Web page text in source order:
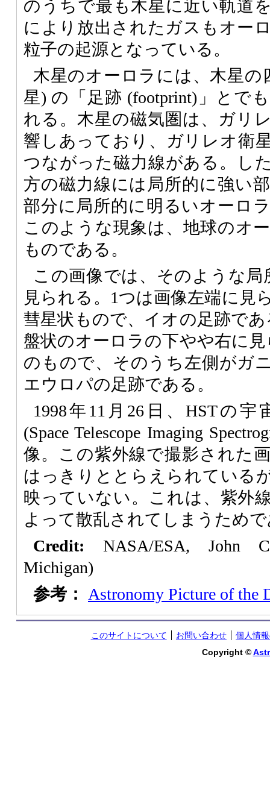
のうちで最も木星に近い軌道
により放出されたガスもオー
粒子の起源となっている。
木星のオーロラには、木星の
星) の「足跡 (footprint)」とで
れる。木星の磁気圏は、ガリ
響しあっており、ガリレオ衛
つながった磁力線がある。し
方の磁力線には局所的に強い
部分に局所的に明るいオーロ
このような現象は、地球のオ
ものである。
この画像では、そのような
見られる。1つは画像左端に見
彗星状もので、イオの足跡で
盤状のオーロラの下やや右に
のもので、そのうち左側がガ
エウロパの足跡である。
1998年11月26日、HSTの
(Space Telescope Imaging
像。この紫外線で撮影された
はっきりととらえられている
映っていない。これは、紫外
よって散乱されてしまうため
Credit: NASA/ESA, John
Michigan)
参考：
Astronomy Picture of the
このサイトについて お問い合わせ
個人情
Copyright ©